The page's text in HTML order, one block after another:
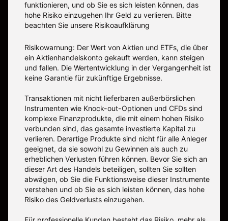
funktionieren, und ob Sie es sich leisten können, das
hohe Risiko einzugehen Ihr Geld zu verlieren. Bitte
beachten Sie unsere Risikoaufklärung
Risikowarnung: Der Wert von Aktien und ETFs, die über
ein Aktienhandelskonto gekauft werden, kann steigen
und fallen. Die Wertentwicklung in der Vergangenheit ist
keine Garantie für zukünftige Ergebnisse.
Transaktionen mit nicht lieferbaren außerbörslichen
Instrumenten wie Knock-out-Optionen und CFDs sind
komplexe Finanzprodukte, die mit einem hohen Risiko
verbunden sind, das gesamte investierte Kapital zu
verlieren. Derartige Produkte sind nicht für alle Anleger
geeignet, da sie sowohl zu Gewinnen als auch zu
erheblichen Verlusten führen können. Bevor Sie sich an
dieser Art des Handels beteiligen, sollten Sie sollten
abwägen, ob Sie die Funktionsweise dieser Instrumente
verstehen und ob Sie es sich leisten können, das hohe
Risiko des Geldverlusts einzugehen.